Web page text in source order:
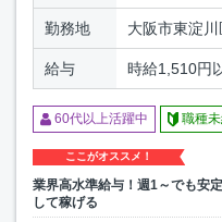
勤務地 大阪市東淀川
給与 時給1,510円
60代以上活躍中 職種
ここがオススメ！
業界高水準給与！週1～でも安定
して稼げる